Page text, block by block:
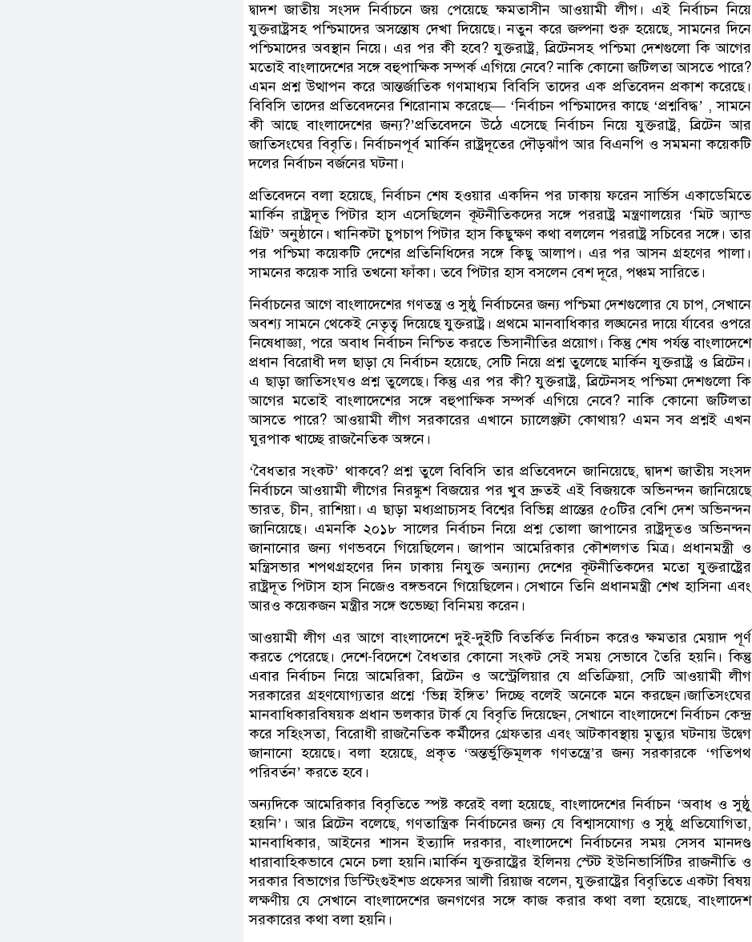
দ্বাদশ জাতীয় সংসদ নির্বাচনে জয় পেয়েছে ক্ষমতাসীন আওয়ামী লীগ। এই নির্বাচন নিয়ে
যুক্তরাষ্ট্রসহ পশ্চিমাদের অসন্তোষ দেখা দিয়েছে। নতুন করে জল্পনা শুরু হয়েছে, সামনের দিনে
পশ্চিমাদের অবস্থান নিয়ে। এর পর কী হবে? যুক্তরাষ্ট্র, ব্রিটেনসহ পশ্চিমা দেশগুলো কি আগের
মতোই বাংলাদেশের সঙ্গে বহুপাক্ষিক সম্পর্ক এগিয়ে নেবে? নাকি কোনো জটিলতা আসতে পারে?
এমন প্রশ্ন উত্থাপন করে আন্তর্জাতিক গণমাধ্যম বিবিসি তাদের এক প্রতিবেদন প্রকাশ করেছে।
বিবিসি তাদের প্রতিবেদনের শিরোনাম করেছে— ‘নির্বাচন পশ্চিমাদের কাছে ‘প্রশ্নবিদ্ধ’ , সামনে
কী আছে বাংলাদেশের জন্য?’প্রতিবেদনে উঠে এসেছে নির্বাচন নিয়ে যুক্তরাষ্ট্র, ব্রিটেন আর
জাতিসংঘের বিবৃতি। নির্বাচনপূর্ব মার্কিন রাষ্ট্রদূতের দৌড়ঝাঁপ আর বিএনপি ও সমমনা কয়েকটি
দলের নির্বাচন বর্জনের ঘটনা।
প্রতিবেদনে বলা হয়েছে, নির্বাচন শেষ হওয়ার একদিন পর ঢাকায় ফরেন সার্ভিস একাডেমিতে
মার্কিন রাষ্ট্রদূত পিটার হাস এসেছিলেন কূটনীতিকদের সঙ্গে পররাষ্ট্র মন্ত্রণালয়ের ‘মিট অ্যান্ড
গ্রিট’ অনুষ্ঠানে। খানিকটা চুপচাপ পিটার হাস কিছুক্ষণ কথা বললেন পররাষ্ট্র সচিবের সঙ্গে। তার
পর পশ্চিমা কয়েকটি দেশের প্রতিনিধিদের সঙ্গে কিছু আলাপ। এর পর আসন গ্রহণের পালা।
সামনের কয়েক সারি তখনো ফাঁকা। তবে পিটার হাস বসলেন বেশ দূরে, পঞ্চম সারিতে।
নির্বাচনের আগে বাংলাদেশের গণতন্ত্র ও সুষ্ঠু নির্বাচনের জন্য পশ্চিমা দেশগুলোর যে চাপ, সেখানে
অবশ্য সামনে থেকেই নেতৃত্ব দিয়েছে যুক্তরাষ্ট্র। প্রথমে মানবাধিকার লঙ্ঘনের দায়ে র্যাবের ওপরে
নিষেধাজ্ঞা, পরে অবাধ নির্বাচন নিশ্চিত করতে ভিসানীতির প্রয়োগ। কিন্তু শেষ পর্যন্ত বাংলাদেশে
প্রধান বিরোধী দল ছাড়া যে নির্বাচন হয়েছে, সেটি নিয়ে প্রশ্ন তুলেছে মার্কিন যুক্তরাষ্ট্র ও ব্রিটেন।
এ ছাড়া জাতিসংঘও প্রশ্ন তুলেছে। কিন্তু এর পর কী? যুক্তরাষ্ট্র, ব্রিটেনসহ পশ্চিমা দেশগুলো কি
আগের মতোই বাংলাদেশের সঙ্গে বহুপাক্ষিক সম্পর্ক এগিয়ে নেবে? নাকি কোনো জটিলতা
আসতে পারে? আওয়ামী লীগ সরকারের এখানে চ্যালেঞ্জটা কোথায়? এমন সব প্রশ্নই এখন
ঘুরপাক খাচ্ছে রাজনৈতিক অঙ্গনে।
‘বৈধতার সংকট’ থাকবে? প্রশ্ন তুলে বিবিসি তার প্রতিবেদনে জানিয়েছে, দ্বাদশ জাতীয় সংসদ
নির্বাচনে আওয়ামী লীগের নিরঙ্কুশ বিজয়ের পর খুব দ্রুতই এই বিজয়কে অভিনন্দন জানিয়েছে
ভারত, চীন, রাশিয়া। এ ছাড়া মধ্যপ্রাচ্যসহ বিশ্বের বিভিন্ন প্রান্তের ৫০টির বেশি দেশ অভিনন্দন
জানিয়েছে। এমনকি ২০১৮ সালের নির্বাচন নিয়ে প্রশ্ন তোলা জাপানের রাষ্ট্রদূতও অভিনন্দন
জানানোর জন্য গণভবনে গিয়েছিলেন। জাপান আমেরিকার কৌশলগত মিত্র। প্রধানমন্ত্রী ও
মন্ত্রিসভার শপথগ্রহণের দিন ঢাকায় নিযুক্ত অন্যান্য দেশের কূটনীতিকদের মতো যুক্তরাষ্ট্রের
রাষ্ট্রদূত পিটাস হাস নিজেও বঙ্গভবনে গিয়েছিলেন। সেখানে তিনি প্রধানমন্ত্রী শেখ হাসিনা এবং
আরও কয়েকজন মন্ত্রীর সঙ্গে শুভেচ্ছা বিনিময় করেন।
আওয়ামী লীগ এর আগে বাংলাদেশে দুই-দুইটি বিতর্কিত নির্বাচন করেও ক্ষমতার মেয়াদ পূর্ণ
করতে পেরেছে। দেশে-বিদেশে বৈধতার কোনো সংকট সেই সময় সেভাবে তৈরি হয়নি। কিন্তু
এবার নির্বাচন নিয়ে আমেরিকা, ব্রিটেন ও অস্ট্রেলিয়ার যে প্রতিক্রিয়া, সেটি আওয়ামী লীগ
সরকারের গ্রহণযোগ্যতার প্রশ্নে ‘ভিন্ন ইঙ্গিত’ দিচ্ছে বলেই অনেকে মনে করছেন।জাতিসংঘের
মানবাধিকারবিষয়ক প্রধান ভলকার টার্ক যে বিবৃতি দিয়েছেন, সেখানে বাংলাদেশে নির্বাচন কেন্দ্র
করে সহিংসতা, বিরোধী রাজনৈতিক কর্মীদের গ্রেফতার এবং আটকাবস্থায় মৃত্যুর ঘটনায় উদ্বেগ
জানানো হয়েছে। বলা হয়েছে, প্রকৃত ‘অন্তর্ভুক্তিমূলক গণতন্ত্রে’র জন্য সরকারকে ‘গতিপথ
পরিবর্তন’ করতে হবে।
অন্যদিকে আমেরিকার বিবৃতিতে স্পষ্ট করেই বলা হয়েছে, বাংলাদেশের নির্বাচন ‘অবাধ ও সুষ্ঠু
হয়নি’। আর ব্রিটেন বলেছে, গণতান্ত্রিক নির্বাচনের জন্য যে বিশ্বাসযোগ্য ও সুষ্ঠু প্রতিযোগিতা,
মানবাধিকার, আইনের শাসন ইত্যাদি দরকার, বাংলাদেশে নির্বাচনের সময় সেসব মানদণ্ড
ধারাবাহিকভাবে মেনে চলা হয়নি।মার্কিন যুক্তরাষ্ট্রের ইলিনয় স্টেট ইউনিভার্সিটির রাজনীতি ও
সরকার বিভাগের ডিস্টিংগুইশড প্রফেসর আলী রিয়াজ বলেন, যুক্তরাষ্ট্রের বিবৃতিতে একটা বিষয়
লক্ষণীয় যে সেখানে বাংলাদেশের জনগণের সঙ্গে কাজ করার কথা বলা হয়েছে, বাংলাদেশ
সরকারের কথা বলা হয়নি।